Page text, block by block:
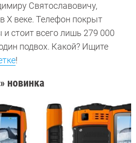
Святославовичу,
X веке. Телефон покрыт
стоит всего лишь 279 000
подвох. Какой? Ищите
!
новинка